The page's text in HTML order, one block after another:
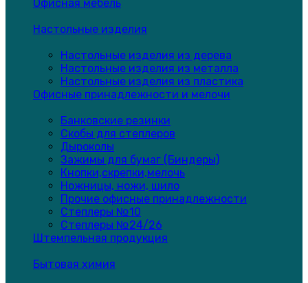
Офисная мебель
Настольные изделия
Настольные изделия из дерева
Настольные изделия из металла
Настольные изделия из пластика
Офисные принадлежности и мелочи
Банковские резинки
Скобы для степлеров
Дыроколы
Зажимы для бумаг (Биндеры)
Кнопки,скрепки,мелочь
Ножницы, ножи, шило
Прочие офисные принадлежности
Степлеры №10
Степлеры №24/26
Штемпельная продукция
Бытовая химия